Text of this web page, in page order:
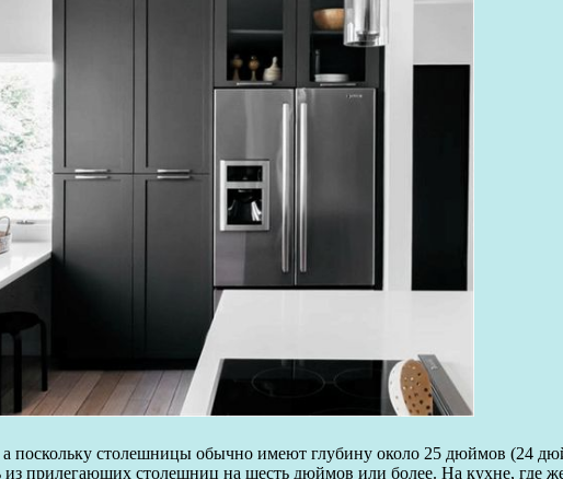
столешницы обычно имеют глубину около 25 дюймов (24
прилегающих столешниц на шесть дюймов или более. На кухне, где